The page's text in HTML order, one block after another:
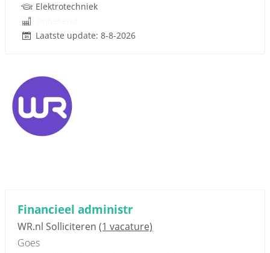
Elektrotechniek
Laatste update: 8-8-2026
Financieel administr
WR.nl Solliciteren (1 vacature)
Goes